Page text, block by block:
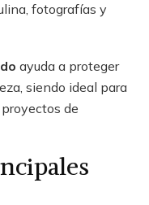
fotografías y
ayuda a proteger
siendo ideal para
de